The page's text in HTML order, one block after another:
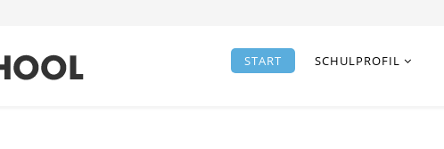
START SCHULPROFIL